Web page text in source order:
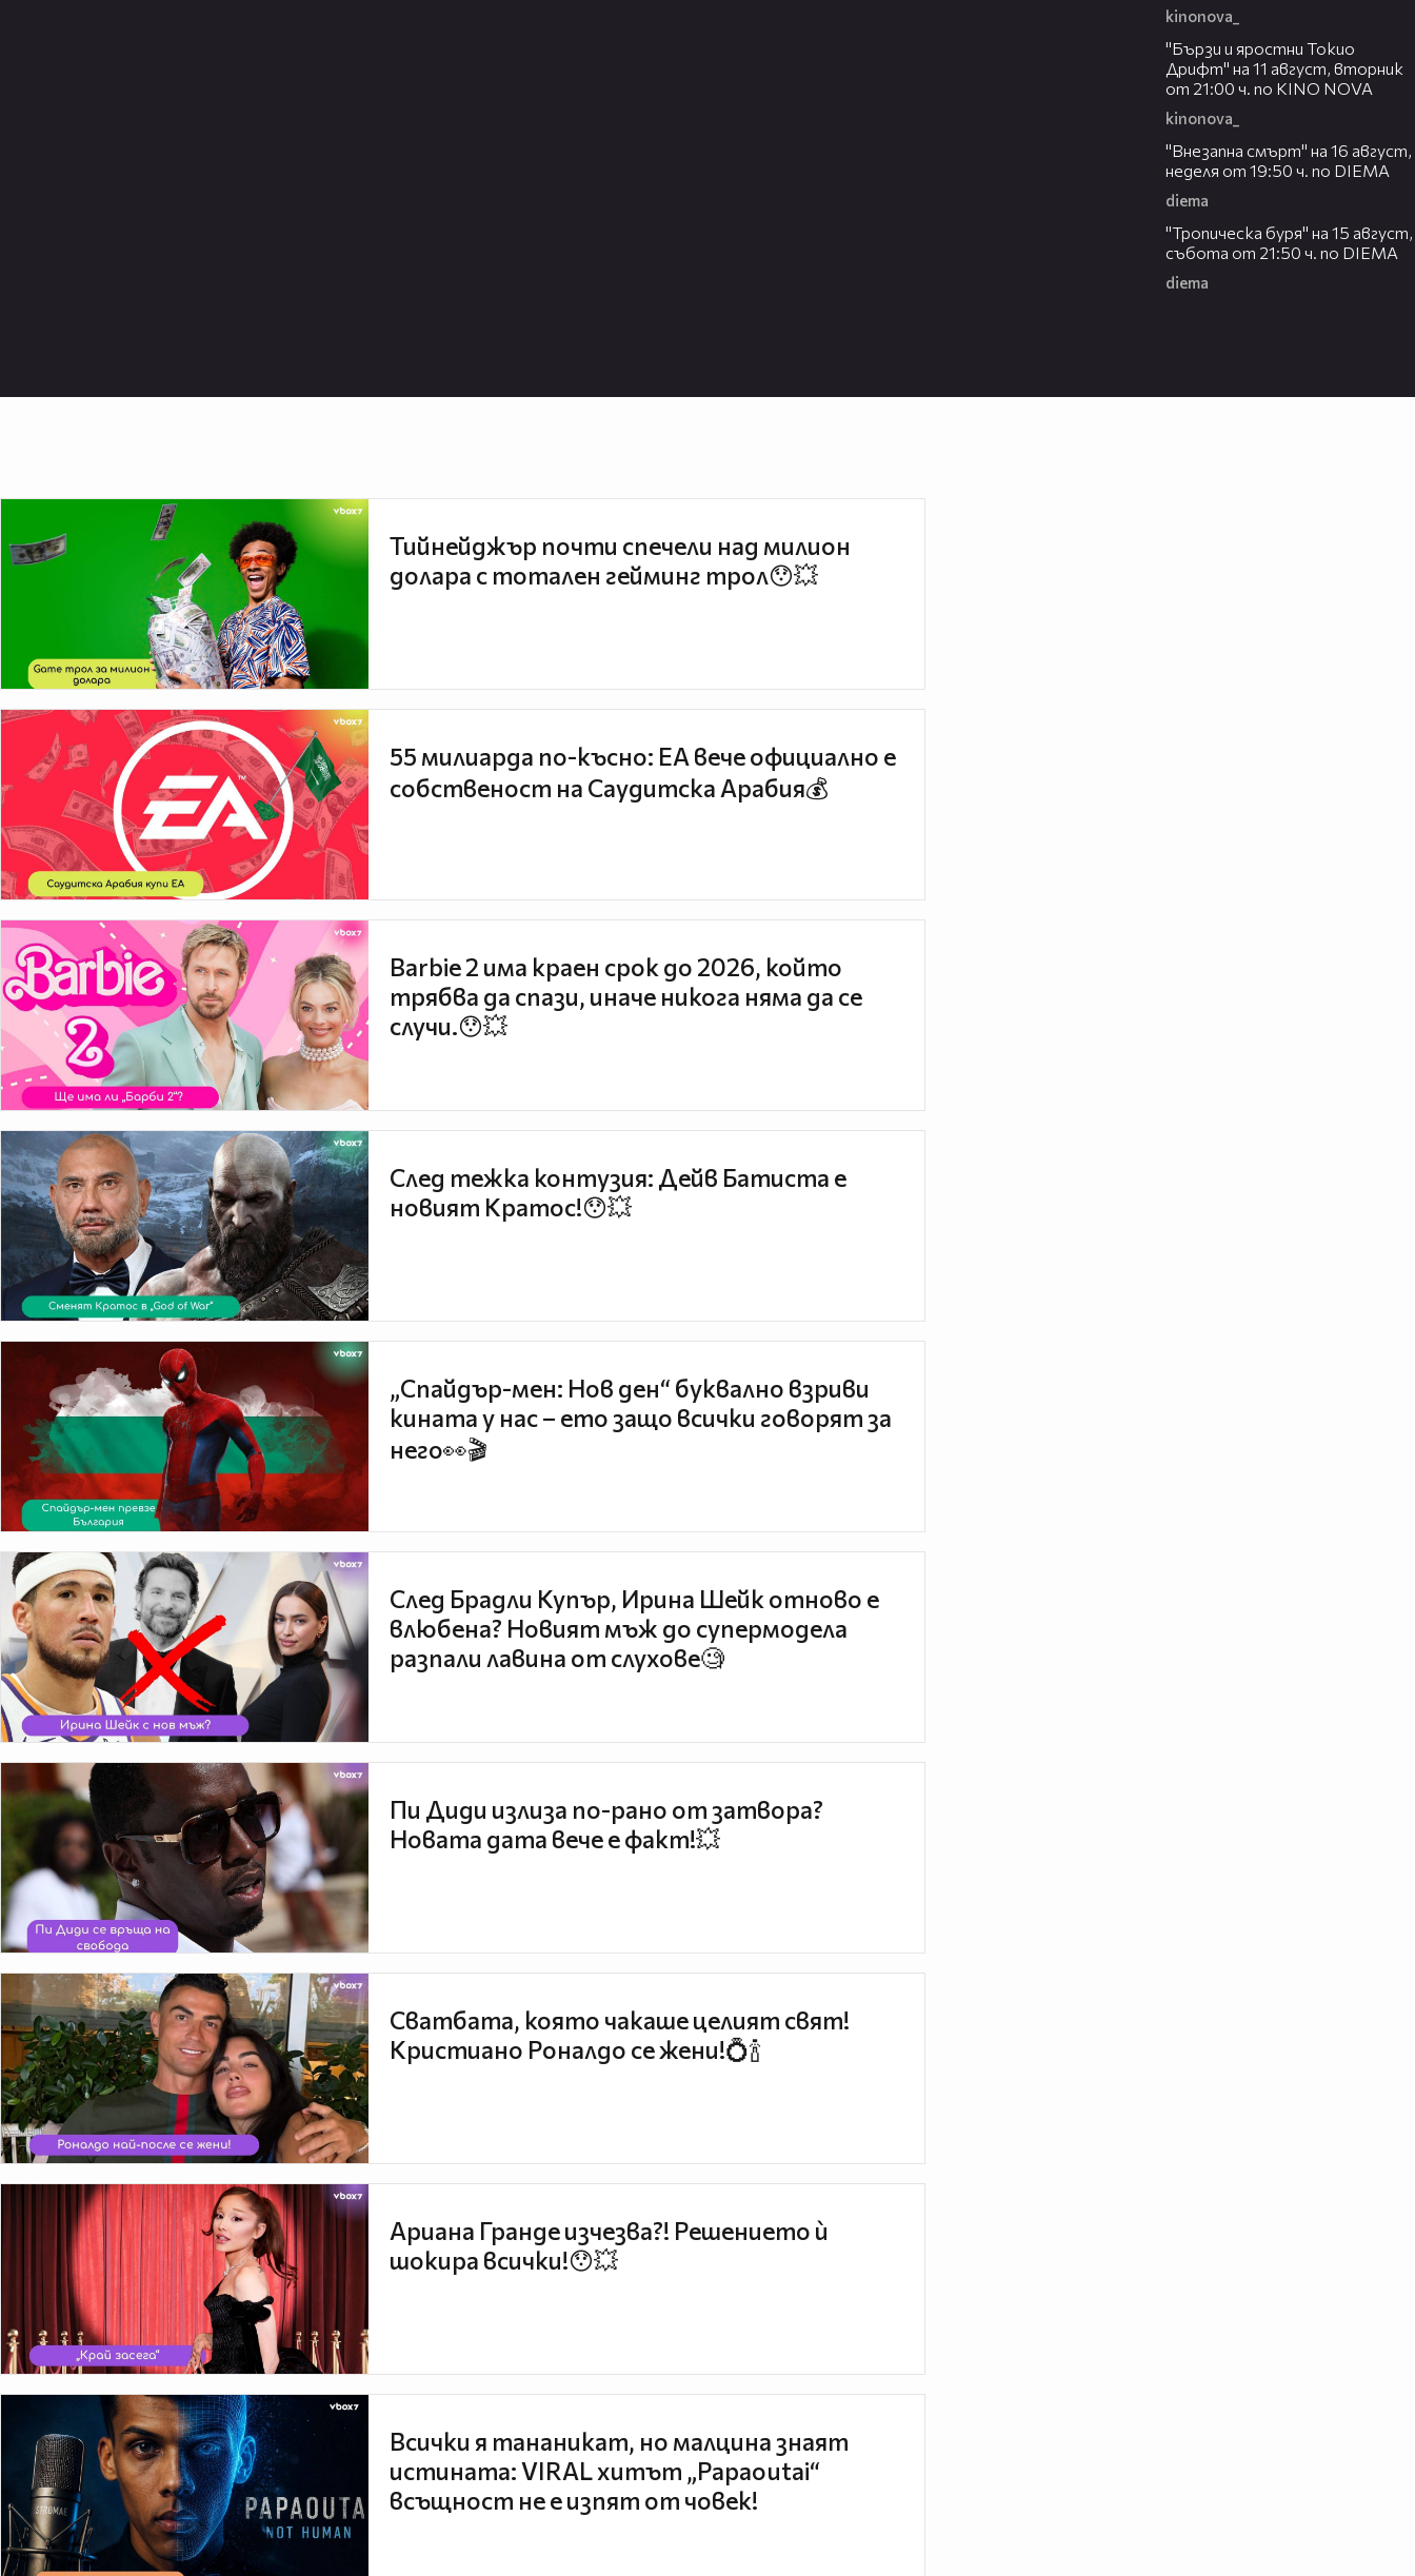
kinonova_
"Бързи и яростни Токио
Дрифт" на 11 август, вторник
от 21:00 ч. по KINO NOVA
kinonova_
"Внезапна смърт" на 16 август,
неделя от 19:50 ч. по DIEMA
diema
"Тропическа буря" на 15 август,
събота от 21:50 ч. по DIEMA
diema
Тийнейджър почти спечели над милион
долара с тотален гейминг трол😯💥
55 милиарда по-късно: EA вече официално е
собственост на Саудитска Арабия💰
Barbie 2 има краен срок до 2026, който
трябва да спази, иначе никога няма да се
случи.😯💥
След тежка контузия: Дейв Батиста е
новият Кратос!😯💥
„Спайдър-мен: Нов ден“ буквално взриви
кината у нас – ето защо всички говорят за
него👀🎬
След Брадли Купър, Ирина Шейк отново е
влюбена? Новият мъж до супермодела
разпали лавина от слухове🧐
Пи Диди излиза по-рано от затвора?
Новата дата вече е факт!💥
Сватбата, която чакаше целият свят!
Кристиано Роналдо се жени!💍🍾
Ариана Гранде изчезва?! Решението ѝ
шокира всички!😯💥
Всички я тананикат, но малцина знаят
истината: VIRAL хитът „Papaoutai“
всъщност не е изпят от човек!